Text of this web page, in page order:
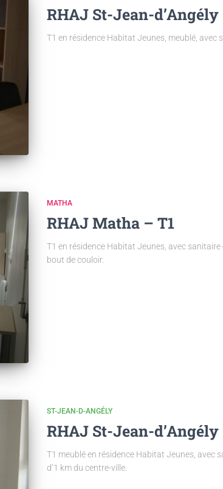
RHAJ St-Jean-d’Angély
T1 en résidence Habitat Jeunes, meublé, avec
MATHA
RHAJ Matha – T1
T1 en résidence Habitat Jeunes, avec
bout de couloir.
ST-JEAN-D-ANGÉLY
RHAJ St-Jean-d’Angély
T1 meublé en résidence Habitat Jeunes, avec
d’1 km du centre-ville.